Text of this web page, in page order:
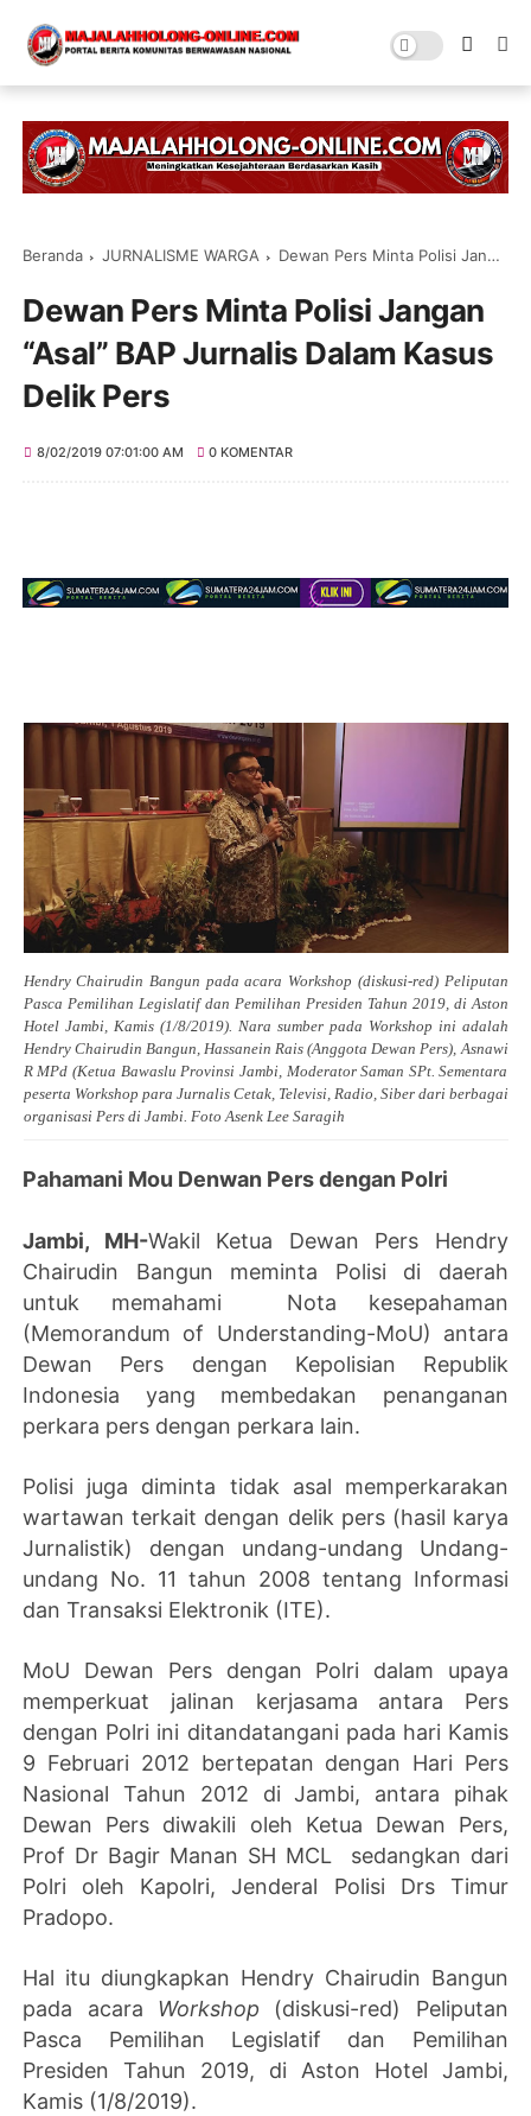
Beranda JURNALISME WARGA Dewan Pers Minta Polisi Jangan “Asal” BAP Jurnalis Dalam Kasus Delik Pers
Dewan Pers Minta Polisi Jangan
“Asal” BAP Jurnalis Dalam Kasus
Delik Pers
8/02/2019 07:01:00 AM 0 KOMENTAR
Hendry Chairudin Bangun pada acara Workshop (diskusi-red) Peliputan
Pasca Pemilihan Legislatif dan Pemilihan Presiden Tahun 2019, di Aston
Hotel Jambi, Kamis (1/8/2019). Nara sumber pada Workshop ini adalah
Hendry Chairudin Bangun, Hassanein Rais (Anggota Dewan Pers), Asnawi
R MPd (Ketua Bawaslu Provinsi Jambi, Moderator Saman SPt. Sementara
peserta Workshop para Jurnalis Cetak, Televisi, Radio, Siber dari berbagai
organisasi Pers di Jambi. Foto Asenk Lee Saragih
Pahamani Mou Denwan Pers dengan Polri
Jambi, MH-Wakil Ketua Dewan Pers Hendry
Chairudin Bangun meminta Polisi di daerah
untuk memahami Nota kesepahaman
(Memorandum of Understanding-MoU) antara
Dewan Pers dengan Kepolisian Republik
Indonesia yang membedakan penanganan
perkara pers dengan perkara lain.
Polisi juga diminta tidak asal memperkarakan
wartawan terkait dengan delik pers (hasil karya
Jurnalistik) dengan undang-undang Undang-
undang No. 11 tahun 2008 tentang Informasi
dan Transaksi Elektronik (ITE).
MoU Dewan Pers dengan Polri dalam upaya
memperkuat jalinan kerjasama antara Pers
dengan Polri ini ditandatangani pada hari Kamis
9 Februari 2012 bertepatan dengan Hari Pers
Nasional Tahun 2012 di Jambi, antara pihak
Dewan Pers diwakili oleh Ketua Dewan Pers,
Prof Dr Bagir Manan SH MCL sedangkan dari
Polri oleh Kapolri, Jenderal Polisi Drs Timur
Pradopo.
Hal itu diungkapkan Hendry Chairudin Bangun
pada acara Workshop (diskusi-red) Peliputan
Pasca Pemilihan Legislatif dan Pemilihan
Presiden Tahun 2019, di Aston Hotel Jambi,
Kamis (1/8/2019).